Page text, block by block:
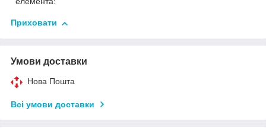
Приховати
Умови доставки
Нова Пошта
Всі умови доставки